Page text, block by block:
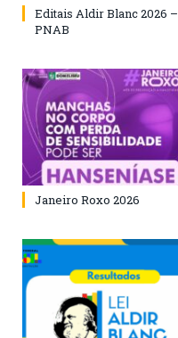
Editais Aldir Blanc 2026 –
PNAB
Janeiro Roxo 2026